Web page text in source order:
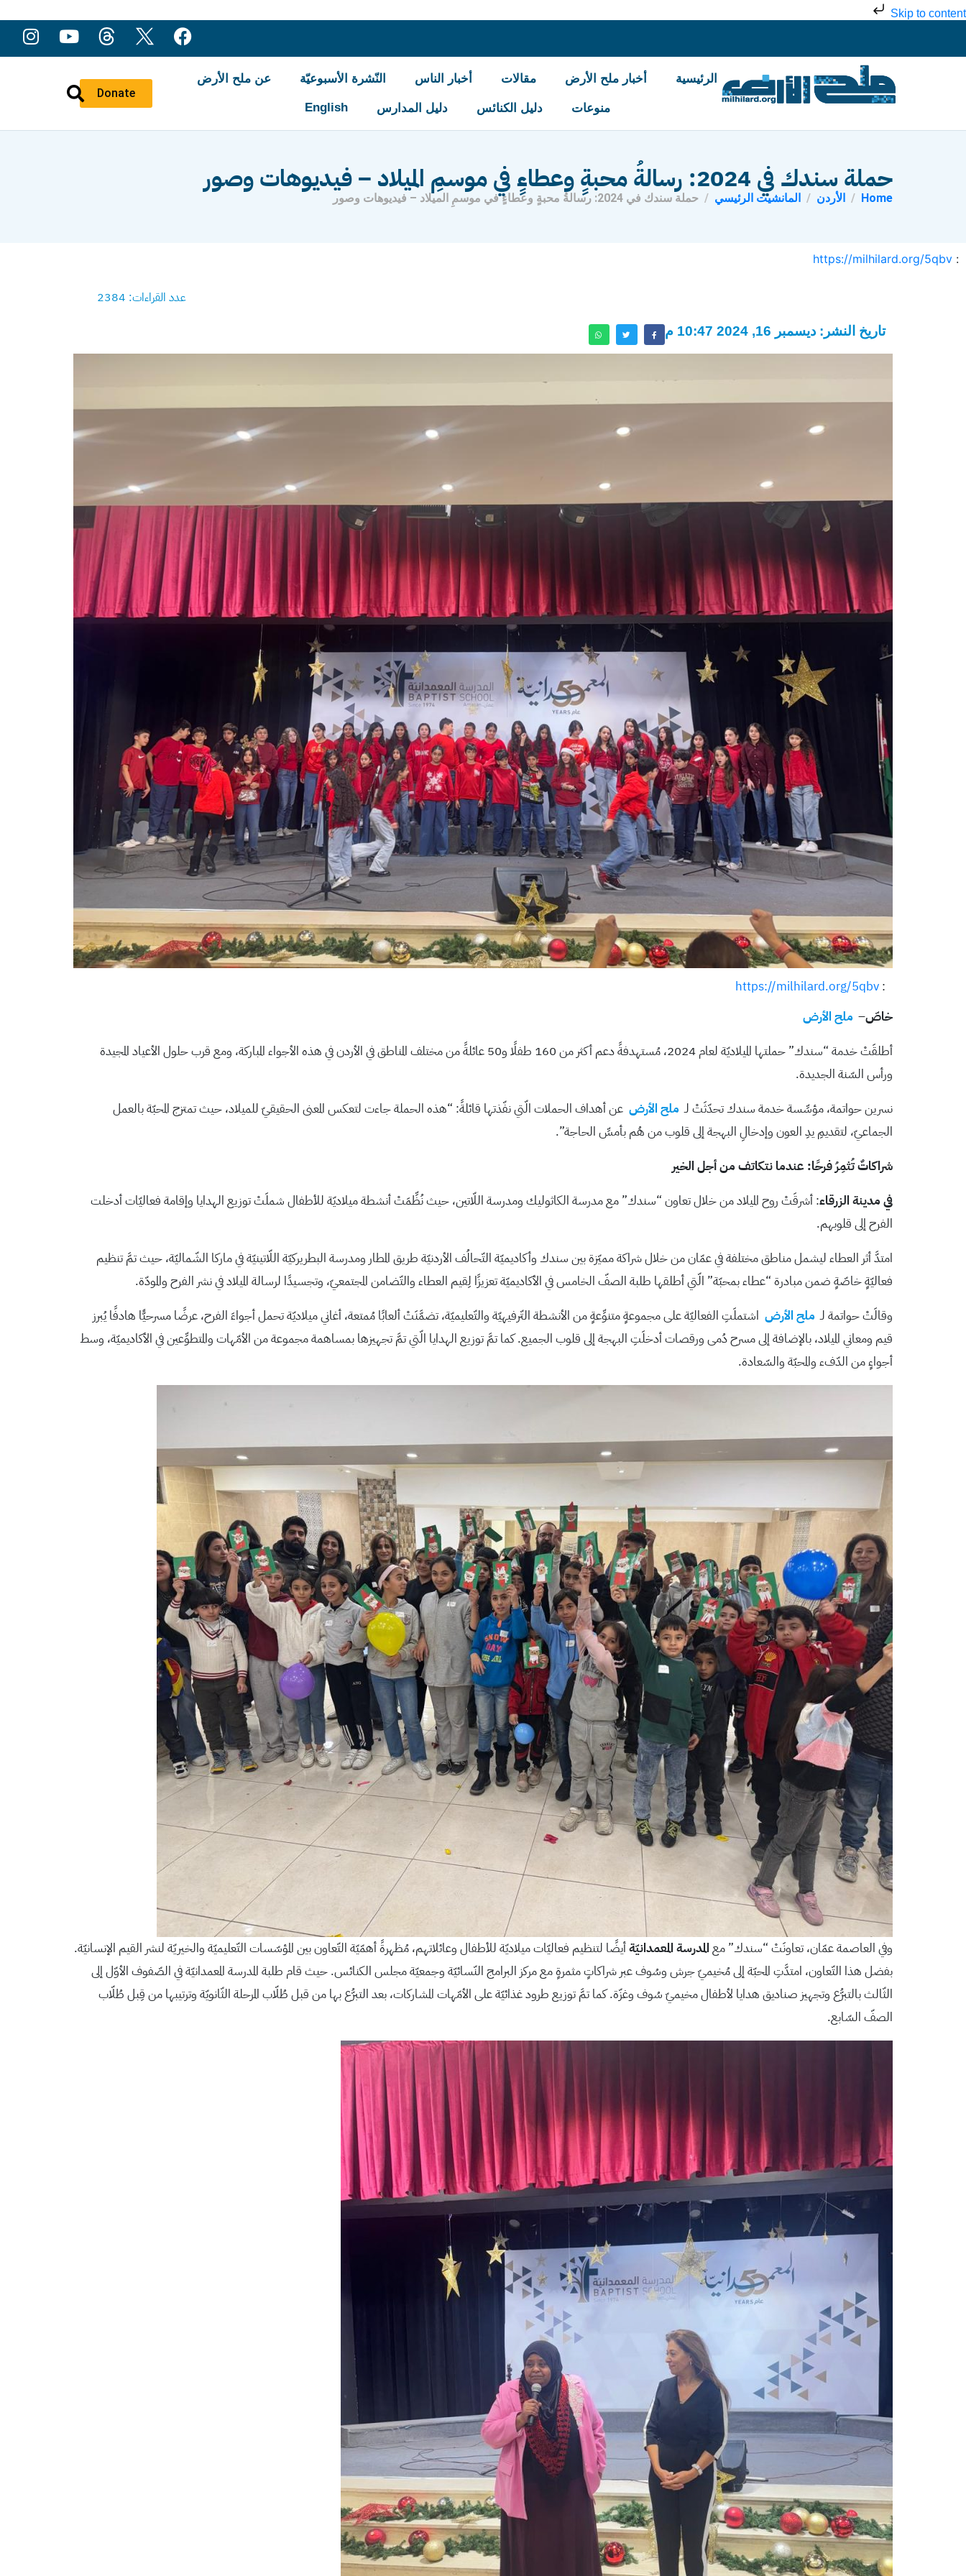
Skip to content
Donate
الرئيسية أخبار ملح الأرض مقالات أخبار الناس النّشرة الأسبوعيّة عن ملح الأرض
منوعات دليل الكنائس دليل المدارس English
حملة سندك في 2024: رسالةُ محبةٍ وعطاءٍ في موسمِ الميلاد – فيديوهات وصور
Home الأردن المانشيت الرئيسي حملة سندك في 2024: رسالةُ محبةٍ وعطاءٍ في موسمِ الميلاد – فيديوهات وصور
:
https://milhilard.org/5qbv
عدد القراءات: 2384
تاريخ النشر: ديسمبر 16, 2024 10:47 م
:
https://milhilard.org/5qbv
خاصّ– ملح الأرض
أطلقَتْ خدمة “سندك” حملتها الميلاديّة لعام 2024، مُستهدفةً دعم أكثر من 160 طفلًا و50 عائلةً من مختلف المناطق في الأردن في هذه الأجواء المباركة، ومع قرب حلول الأعياد المجيدة
ورأس السّنة الجديدة.
نسرين حواتمة، مؤسِّسة خدمة سندك تحدّثَتْ لـ ملح الأرض عن أهداف الحملات الّتي نفّذتها قائلةً: “هذه الحملة جاءت لتعكس المعنى الحقيقيّ للميلاد، حيث تمتزج المحبّة بالعمل
الجماعيّ، لتقديمِ يدِ العون وإدخالِ البهجة إلى قلوب من هُم بأمسِّ الحاجة”.
شراكاتٌ تُثمِرُ فرحًا: عندما نتكاتف من أجل الخير
في مدينة الزرقاء: أشرقَتْ روح الميلاد من خلال تعاون “سندك” مع مدرسة الكاثوليك ومدرسة اللّاتين، حيث نُظِّمَتْ أنشطة ميلاديّة للأطفال شملَتْ توزيع الهدايا وإقامة فعاليّات أدخلت
الفرح إلى قلوبهم.
امتدَّ أثر العطاء ليشمل مناطق مختلفة في عمّان من خلال شراكة مميّزة بين سندك وأكاديميّة التّحالُف الأردنيّة طريق المطار ومدرسة البطريركيّة اللّاتينيّة في ماركا الشّماليّة، حيث تمَّ تنظيم
فعاليّةٍ خاصّةٍ ضمن مبادرة “عطاء بمحبّة” الّتي أطلقها طلبة الصفّ الخامس في الأكاديميّة تعزيزًا لِقيم العطاء والتّضامن المجتمعيّ، وتجسيدًا لرسالة الميلاد في نشر الفرح والمودّة.
وقالَتْ حواتمة لـ ملح الأرض اشتملَتِ الفعاليّة على مجموعةٍ متنوِّعةٍ من الأنشطة التّرفيهيّة والتّعليميّة، تضمَّنَتْ ألعابًا مُمتعة، أغاني ميلاديّة تحمل أجواءَ الفرح، عرضًا مسرحيًّا هادفًا يُبرز
قيم ومعاني الميلاد، بالإضافة إلى مسرح دُمى ورقصات أدخلَتِ البهجة إلى قلوب الجميع. كما تمَّ توزيع الهدايا الّتي تمَّ تجهيزها بمساهمة مجموعة من الأمّهات والمتطوِّعين في الأكاديميّة، وسط
أجواءٍ من الدّفء والمحبّة والسّعادة.
وفي العاصمة عمّان، تعاونَتْ “سندك” مع المدرسة المعمدانيّةأيضًا لتنظيم فعاليّات ميلاديّة للأطفال وعائلاتهم، مُظهرةً أهمّيّة التّعاون بين المؤسّسات التّعليميّة والخيريّة لنشر القيم الإنسانيّة.
بفضل هذا التّعاون، امتدَّتِ المحبّة إلى مُخيميّ جرش وسُوف عبر شراكاتٍ مثمرةٍ مع مركز البرامج النّسائيّة وجمعيّة مجلس الكنائس. حيث قام طلبة المدرسة المعمدانيّة في الصّفوف الأوّل إلى
الثّالث بالتبرُّع وتجهيز صناديق هدايا لأطفال مخيميّ سُوف وغزّة. كما تمَّ توزيع طرود غذائيّة على الأمّهات المشاركات، بعد التبرُّع بها من قبل طُلّاب المرحلة الثّانويّة وترتيبها من قِبل طُلّاب
الصفّ السّابع.